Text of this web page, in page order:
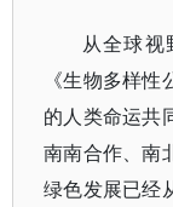
从全球视
《生物多样
的人类命运共
南南合作、南
绿色发展已经